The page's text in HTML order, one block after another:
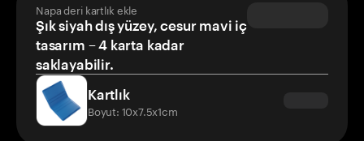
Napa deri kartlık ekle
Şık siyah dış yüzey, cesur mavi iç
tasarım – 4 karta kadar
saklayabilir.
Kartlık
Boyut: 10x7.5x1cm